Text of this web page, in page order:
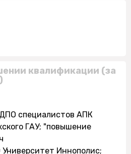
квалификации (за
специалистов АПК
ГАУ; "повышение
Иннополис;